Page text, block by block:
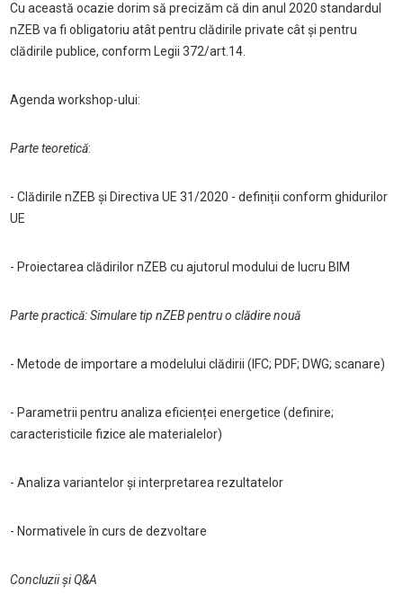
Cu această ocazie dorim să precizăm că din anul 2020 standardul
nZEB va fi obligatoriu atât pentru clădirile private cât și pentru
clădirile publice, conform Legii 372/art.14.
Agenda workshop-ului:
Parte teoretică:
- Clădirile nZEB și Directiva UE 31/2020 - definiții conform ghidurilor
UE
- Proiectarea clădirilor nZEB cu ajutorul modului de lucru BIM
Parte practică: Simulare tip nZEB pentru o clădire nouă
- Metode de importare a modelului clădirii (IFC; PDF; DWG; scanare)
- Parametrii pentru analiza eficienței energetice (definire;
caracteristicile fizice ale materialelor)
- Analiza variantelor și interpretarea rezultatelor
- Normativele în curs de dezvoltare
Concluzii și Q&A